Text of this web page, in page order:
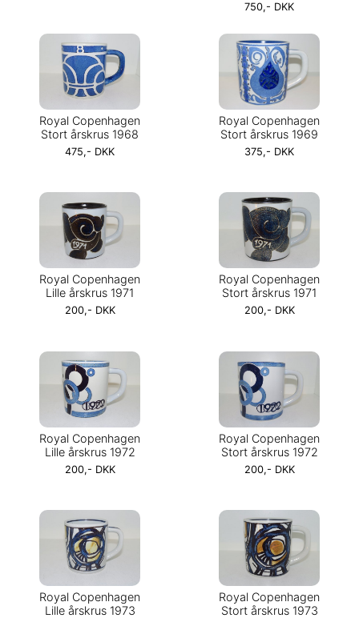
750,- DKK
Royal Copenhagen
Stort årskrus 1968
475,- DKK
Royal Copenhagen
Stort årskrus 1969
375,- DKK
Royal Copenhagen
Lille årskrus 1971
200,- DKK
Royal Copenhagen
Stort årskrus 1971
200,- DKK
Royal Copenhagen
Lille årskrus 1972
200,- DKK
Royal Copenhagen
Stort årskrus 1972
200,- DKK
Royal Copenhagen
Lille årskrus 1973
Royal Copenhagen
Stort årskrus 1973